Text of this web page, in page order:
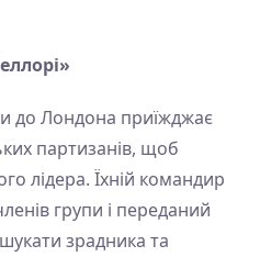
до Лондона приїжджає
партизанів, щоб
лідера. Їхній командир
групи і переданий
зрадника та